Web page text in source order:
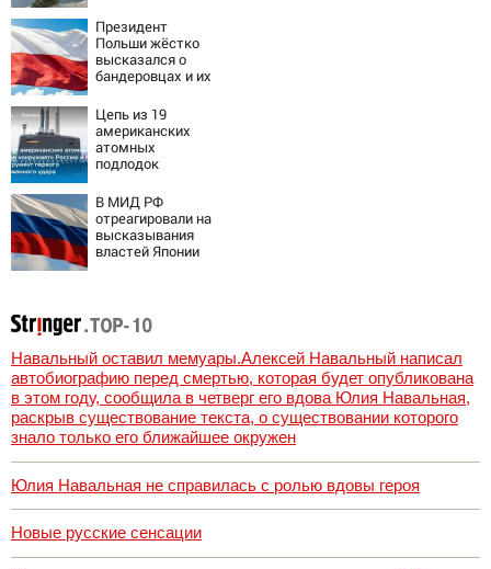
Президент
Польши жёстко
высказался о
бандеровцах и их
Цепь из 19
американских
атомных
подлодок
Россию и Китай:
это инструмент
первого
массированного
удара
В МИД РФ
отреагировали на
высказывания
властей Японии
Навальный оставил мемуары.Алексей Навальный написал
автобиографию перед смертью, которая будет опубликована
в этом году, сообщила в четверг его вдова Юлия Навальная,
раскрыв существование текста, о существовании которого
знало только его ближайшее окружен
Юлия Навальная не справилась с ролью вдовы героя
Новые русские сенсации